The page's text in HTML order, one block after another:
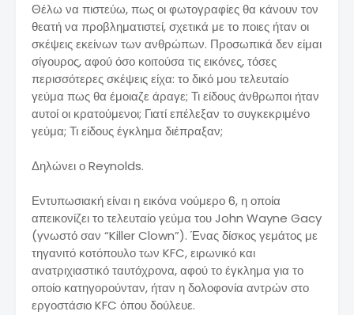
Θέλω να πιστεύω, πως οι φωτογραφίες θα κάνουν τον
θεατή να προβληματιστεί, σχετικά με το ποιες ήταν οι
σκέψεις εκείνων των ανθρώπων. Προσωπικά δεν είμαι
σίγουρος, αφού όσο κοιτούσα τις εικόνες, τόσες
περισσότερες σκέψεις είχα: το δικό μου τελευταίο
γεύμα πως θα έμοιαζε άραγε; Τι είδους άνθρωποι ήταν
αυτοί οι κρατούμενοι; Γιατί επέλεξαν το συγκεκριμένο
γεύμα; Τι είδους έγκλημα διέπραξαν;
Δηλώνει ο Reynolds.
Εντυπωσιακή είναι η εικόνα νούμερο 6, η οποία
απεικονίζει το τελευταίο γεύμα του John Wayne Gacy
(γνωστό σαν “Killer Clown”). Ένας δίσκος γεμάτος με
τηγανιτό κοτόπουλο των KFC, ειρωνικό και
ανατριχιαστικό ταυτόχρονα, αφού το έγκλημα για το
οποίο κατηγορούνταν, ήταν η δολοφονία αντρών στο
εργοστάσιο KFC όπου δούλευε.